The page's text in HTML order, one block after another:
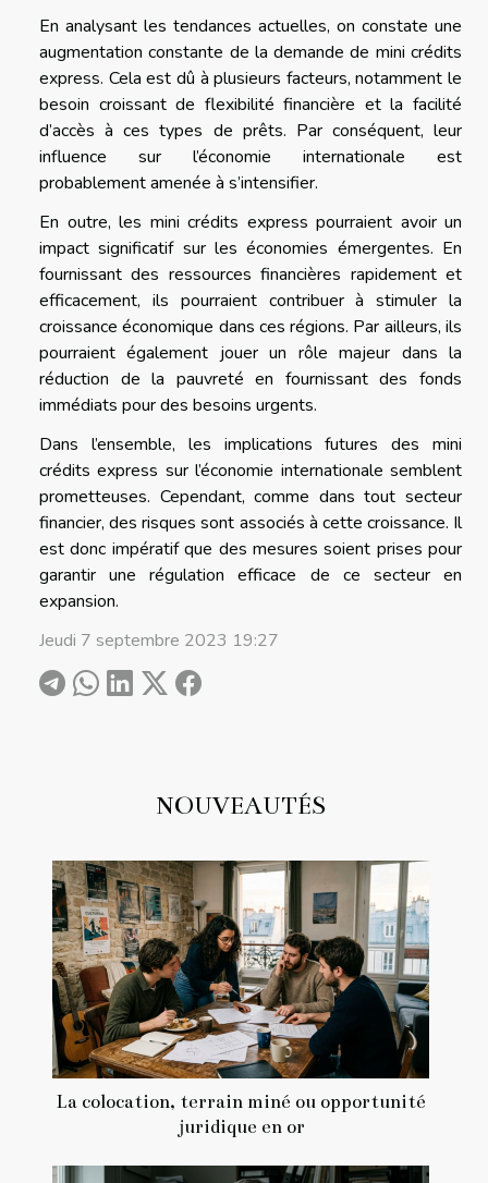
NOUVEAUTÉS
La colocation, terrain miné ou opportunité
juridique en or
En analysant les tendances actuelles, on constate une
augmentation constante de la demande de mini crédits
express. Cela est dû à plusieurs facteurs, notamment le
besoin croissant de flexibilité financière et la facilité
d’accès à ces types de prêts. Par conséquent, leur
influence sur l’économie internationale est
probablement amenée à s’intensifier.
En outre, les mini crédits express pourraient avoir un
impact significatif sur les économies émergentes. En
fournissant des ressources financières rapidement et
efficacement, ils pourraient contribuer à stimuler la
croissance économique dans ces régions. Par ailleurs, ils
pourraient également jouer un rôle majeur dans la
réduction de la pauvreté en fournissant des fonds
immédiats pour des besoins urgents.
Dans l’ensemble, les implications futures des mini
crédits express sur l’économie internationale semblent
prometteuses. Cependant, comme dans tout secteur
financier, des risques sont associés à cette croissance. Il
est donc impératif que des mesures soient prises pour
garantir une régulation efficace de ce secteur en
expansion.
Jeudi 7 septembre 2023 19:27